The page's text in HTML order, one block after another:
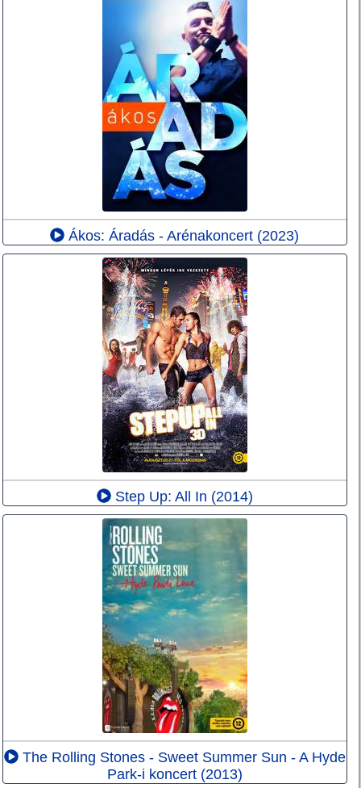
Ákos: Áradás - Arénakoncert (2023)
Step Up: All In (2014)
The Rolling Stones - Sweet Summer Sun - A Hyde
Park-i koncert (2013)